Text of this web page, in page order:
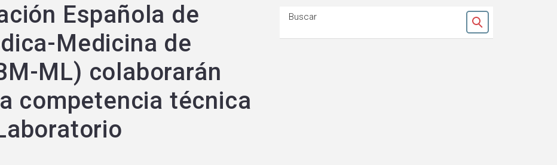
Española de
Medicina de
ML) colaborarán
competencia técnica
Buscar
Ok